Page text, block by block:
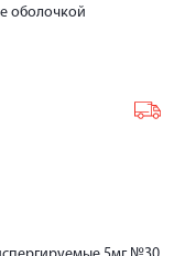
оболочкой